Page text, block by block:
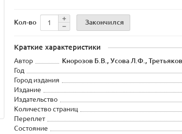
Кол-во Закончился
Краткие характеристики
Автор
Кнорозов Б.В., Усова Л.Ф.,
Год
Город издания
Издание
Издательство
Количество страниц
Переплет
Состояние